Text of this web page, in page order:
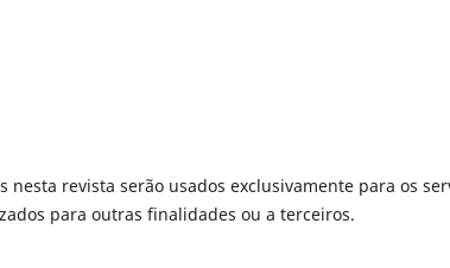
nesta revista serão usados exclusivamente para os
para outras finalidades ou a terceiros.